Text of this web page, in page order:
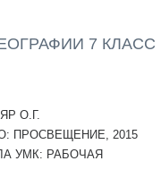
7 КЛАСС
О.Г.
ПРОСВЕЩЕНИЕ, 2015
УМК: РАБОЧАЯ